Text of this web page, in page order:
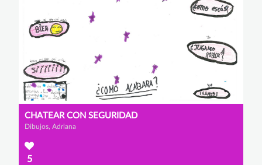
CHATEAR CON SEGURIDAD
Dibujos, Adriana
5